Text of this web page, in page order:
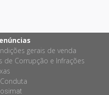
gerais de venda
de Corrupção e Infrações